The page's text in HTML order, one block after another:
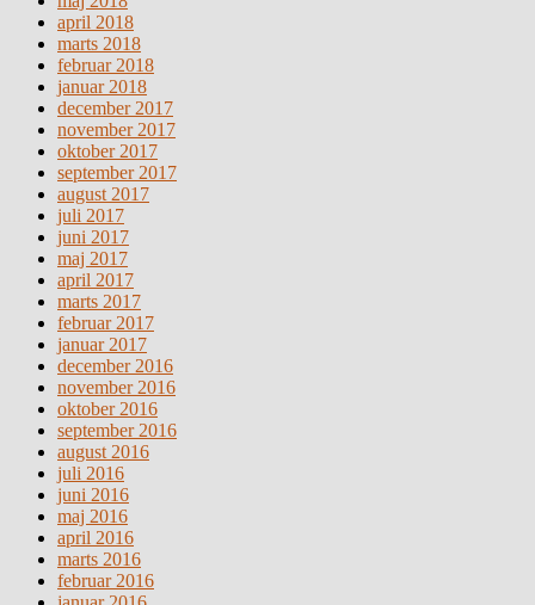
april 2018
marts 2018
februar 2018
januar 2018
december 2017
november 2017
oktober 2017
september 2017
august 2017
juli 2017
juni 2017
maj 2017
april 2017
marts 2017
februar 2017
januar 2017
december 2016
november 2016
oktober 2016
september 2016
august 2016
juli 2016
juni 2016
maj 2016
april 2016
marts 2016
februar 2016